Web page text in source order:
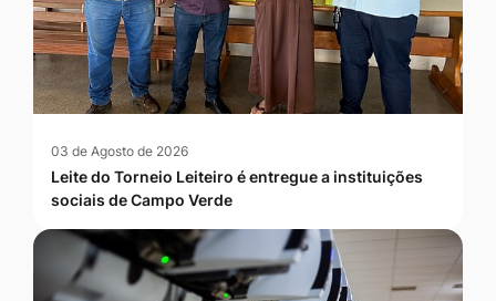
03 de Agosto de 2026
Leite do Torneio Leiteiro é entregue a instituições
sociais de Campo Verde